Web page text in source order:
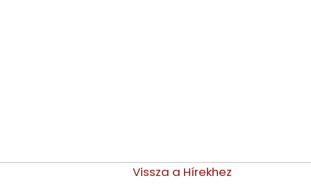
Vissza a Hírekhez